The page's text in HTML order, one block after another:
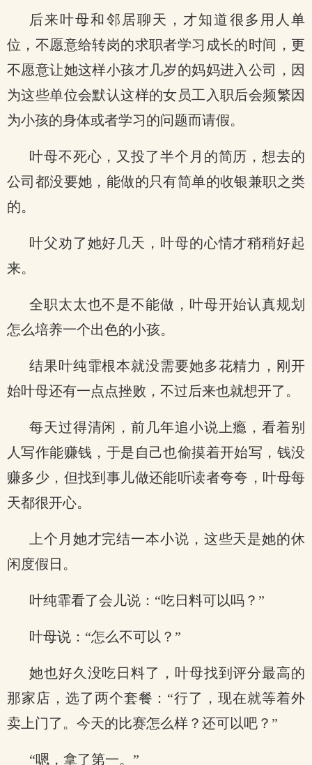
后来叶母和邻居聊天，才知道很多用人单
位，不愿意给转岗的求职者学习成长的时间，更
不愿意让她这样小孩才几岁的妈妈进入公司，因
为这些单位会默认这样的女员工入职后会频繁因
为小孩的身体或者学习的问题而请假。
叶母不死心，又投了半个月的简历，想去的
公司都没要她，能做的只有简单的收银兼职之类
的。
叶父劝了她好几天，叶母的心情才稍稍好起
来。
全职太太也不是不能做，叶母开始认真规划
怎么培养一个出色的小孩。
结果叶纯霏根本就没需要她多花精力，刚开
始叶母还有一点点挫败，不过后来也就想开了。
每天过得清闲，前几年追小说上瘾，看着别
人写作能赚钱，于是自己也偷摸着开始写，钱没
赚多少，但找到事儿做还能听读者夸夸，叶母每
天都很开心。
上个月她才完结一本小说，这些天是她的休
闲度假日。
叶纯霏看了会儿说：“吃日料可以吗？”
叶母说：“怎么不可以？”
她也好久没吃日料了，叶母找到评分最高的
那家店，选了两个套餐：“行了，现在就等着外
卖上门了。今天的比赛怎么样？还可以吧？”
“嗯，拿了第一。”